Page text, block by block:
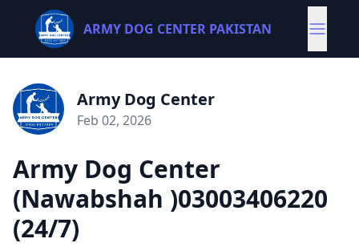
ARMY DOG CENTER PAKISTAN
Army Dog Center
Feb 02, 2026
Army Dog Center
(Nawabshah )03003406220
(24/7)